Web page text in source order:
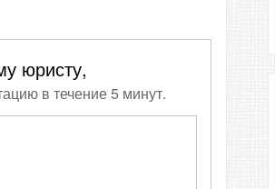
юристу,
в течение 5 минут.